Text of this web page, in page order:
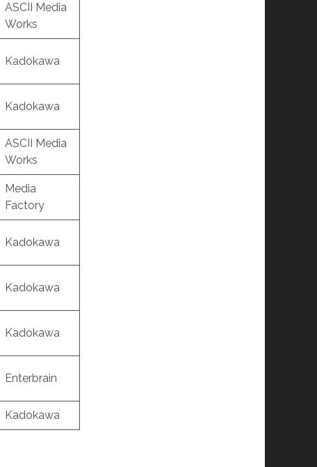
ASCII Media
Works
Kadokawa
Kadokawa
ASCII Media
Works
Media
Factory
Kadokawa
Kadokawa
Kadokawa
Enterbrain
Kadokawa